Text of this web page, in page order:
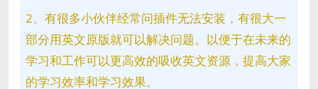
2、有很多小伙伴经常问插件无法安装，有很大一
部分用英文原版就可以解决问题。以便于在未来的
学习和工作可以更高效的吸收英文资源，提高大家
的学习效率和学习效果。